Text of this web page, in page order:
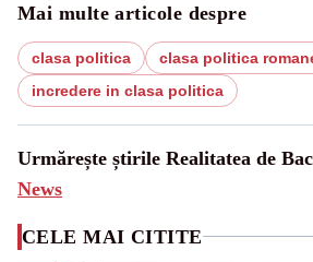
Mai multe articole despre
clasa politica
clasa politica
incredere in clasa politica
Urmărește știrile Realitatea de
News
CELE MAI CITITE